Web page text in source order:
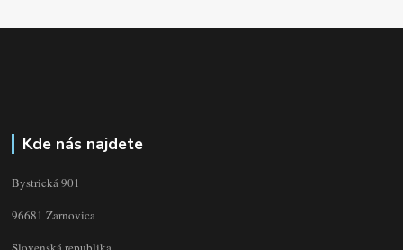
Kde nás najdete
Bystrická 901
96681 Žarnovica